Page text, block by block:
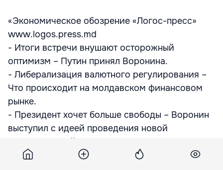
«Экономическое обозрение «Логос-пресс»
www.logos.press.md
- Итоги встречи внушают осторожный
оптимизм – Путин принял Воронина.
- Либерализация валютного регулирования –
Что происходит на молдавском финансовом
рынке.
- Президент хочет больше свободы – Воронин
выступил с идеей проведения новой
экономической политики.
- Третий тур приватизации – О переменах в